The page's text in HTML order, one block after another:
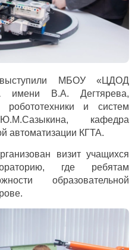
выступили МБОУ «ЦДОД
имени В.А. Дегтярева,
робототехники и систем
кафедра
автоматизации КГТА.
визит учащихся
где ребятам
образовательной